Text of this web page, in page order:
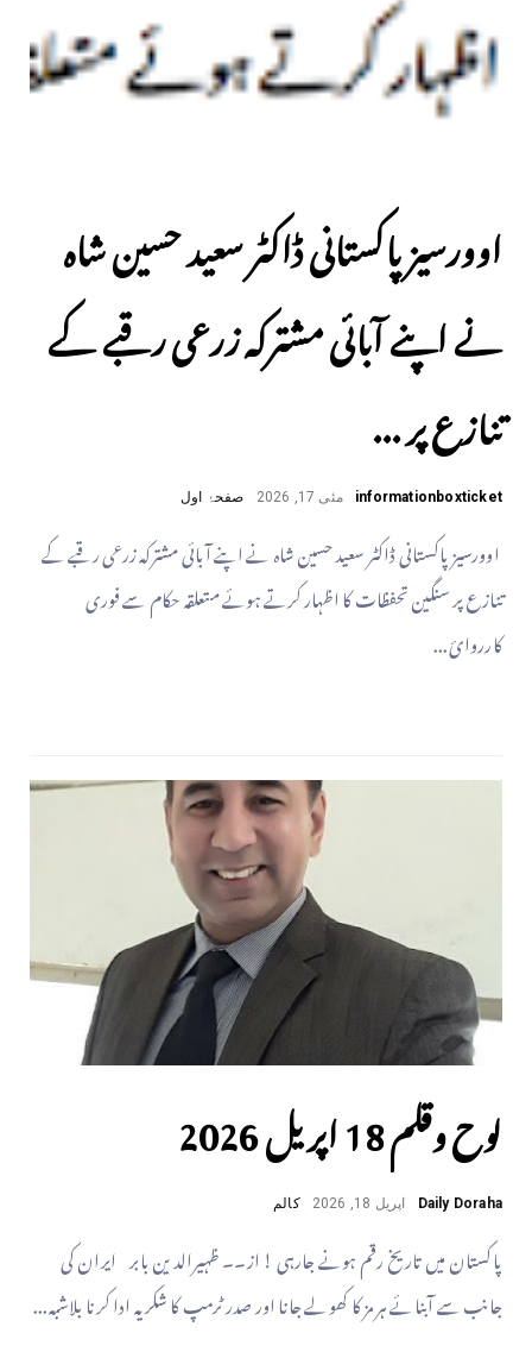
اوورسیز پاکستانی ڈاکٹر سعید حسین شاہ
نے اپنے آبائی مشترکہ زرعی رقبے کے
تنازع پر ...
informationboxticket مئی 17, 2026 صفحۂ اول
اوورسیز پاکستانی ڈاکٹر سعید حسین شاہ نے اپنے آبائی مشترکہ زرعی رقبے کے
تنازع پر سنگین تحفظات کا اظہار کرتے ہوئے متعلقہ حکام سے فوری
کارروائ...
لوح وقلم 18 اپریل 2026
Daily Doraha اپریل 18, 2026 کالم
پاکستان میں تاریخ رقم ہونے جارہی ! از۔۔ ظہیرالدین بابر ایران کی
جانب سے آبنائے ہرمز کا کھولے جانا اور صدر ٹرمپ کا شکر یہ ادا کرنا بلاشبہ...